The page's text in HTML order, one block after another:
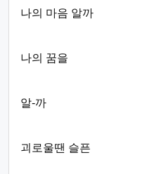
나의 마음 알까
나의 꿈을
알-까
괴로울땐 슬픈